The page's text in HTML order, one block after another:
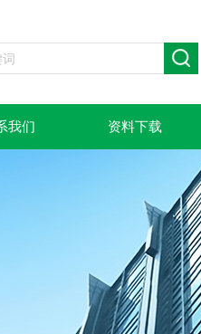
我们 资料下载